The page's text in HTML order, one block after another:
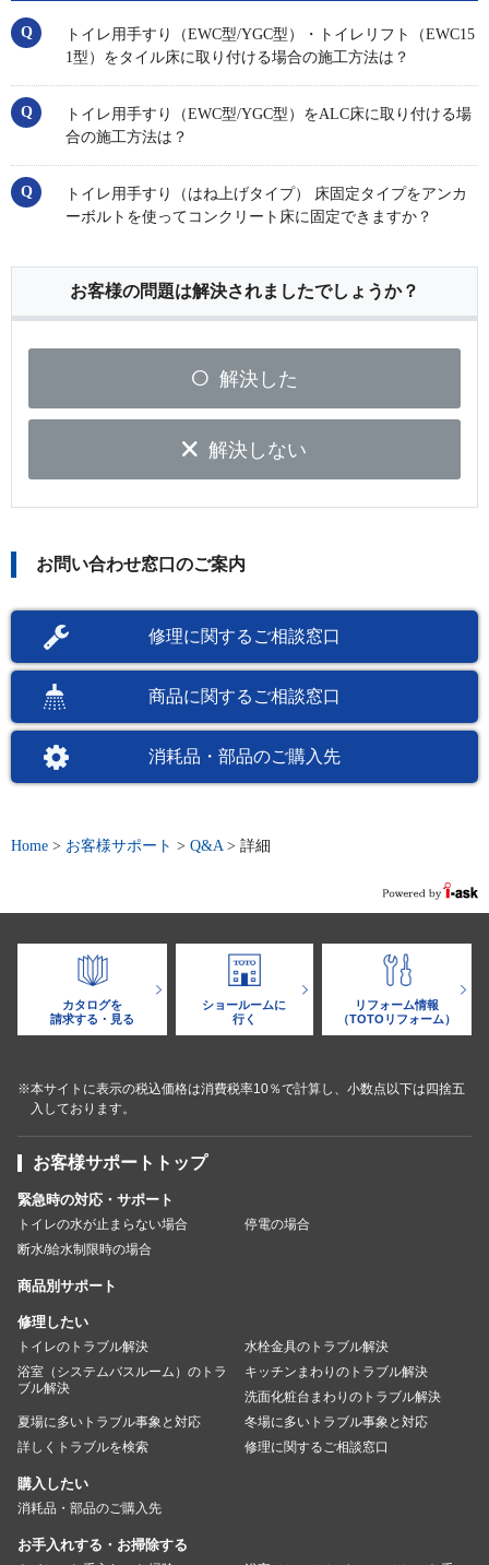
トイレ用手すり（EWC型/YGC型）・トイレリフト（EWC15
1型）をタイル床に取り付ける場合の施工方法は？
トイレ用手すり（EWC型/YGC型）をALC床に取り付ける場
合の施工方法は？
トイレ用手すり（はね上げタイプ） 床固定タイプをアンカ
ーボルトを使ってコンクリート床に固定できますか？
お客様の問題は解決されましたでしょうか？
解決した
解決しない
お問い合わせ窓口のご案内
修理に関するご相談窓口
商品に関するご相談窓口
消耗品・部品のご購入先
Home > お客様サポート > Q&A > 詳細
カタログを
請求する・見る
ショールームに
行く
リフォーム情報
（TOTOリフォーム）
※本サイトに表示の税込価格は消費税率10％で計算し、小数点以下は四捨五
入しております。
お客様サポートトップ
緊急時の対応・サポート
トイレの水が止まらない場合
停電の場合
断水/給水制限時の場合
商品別サポート
修理したい
トイレのトラブル解決
水栓金具のトラブル解決
浴室（システムバスルーム）のトラ
ブル解決
キッチンまわりのトラブル解決
洗面化粧台まわりのトラブル解決
夏場に多いトラブル事象と対応
冬場に多いトラブル事象と対応
詳しくトラブルを検索
修理に関するご相談窓口
購入したい
消耗品・部品のご購入先
お手入れする・お掃除する